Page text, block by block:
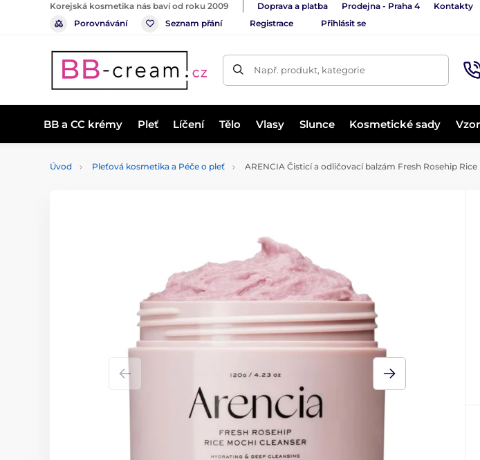
Korejská kosmetika nás baví od roku 2009 Doprava a platba Prodejna - Praha 4 Kontakty
Porovnávání
Seznam přání Registrace Přihlásit se
Např. produkt, kategorie
BB a CC krémy Pleť Líčení Tělo Vlasy Slunce Kosmetické sady
Úvod Pleťová kosmetika a Péče o pleť ARENCIA Čisticí a odličovací balzám Fresh Rosehip Rice